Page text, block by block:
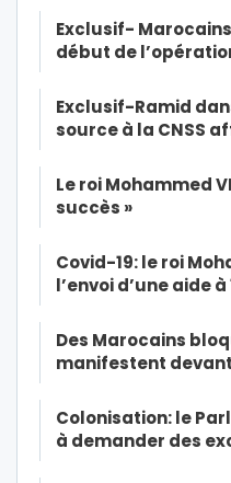
Exclusif-
début de
Exclusif-Ramid
source à la CNSS
Le roi Mohammed
succès »
Covid-19: le roi
l’envoi d’une aide à
Des Marocains
manifestent
Colonisation: le
à demander des